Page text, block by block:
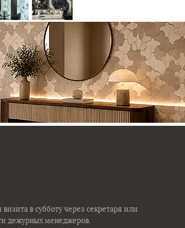
в субботу через секретаря или
дежурных менеджеров.